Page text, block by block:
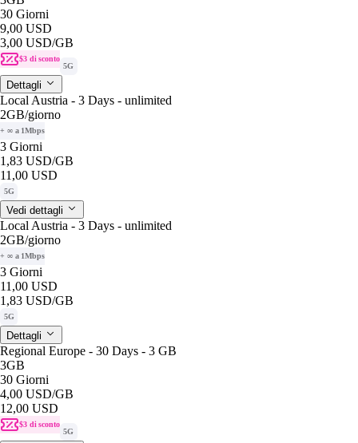
30 Giorni
9,00 USD
3,00 USD/GB
$3 di sconto
5G
Dettagli
Local Austria - 3 Days - unlimited
2GB/giorno
+ ∞ a 1Mbps
3 Giorni
1,83 USD/GB
11,00 USD
5G
Vedi dettagli
Local Austria - 3 Days - unlimited
2GB/giorno
+ ∞ a 1Mbps
3 Giorni
11,00 USD
1,83 USD/GB
5G
Dettagli
Regional Europe - 30 Days - 3 GB
3GB
30 Giorni
4,00 USD/GB
12,00 USD
$3 di sconto
5G